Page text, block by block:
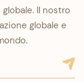
Il nostro
globale e